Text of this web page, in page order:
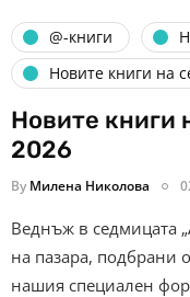
@-книги
Новите книги на
Новите книги
2026
By Милена Николова
Веднъж в седмицата
на пазара, подбрани
нашия специален